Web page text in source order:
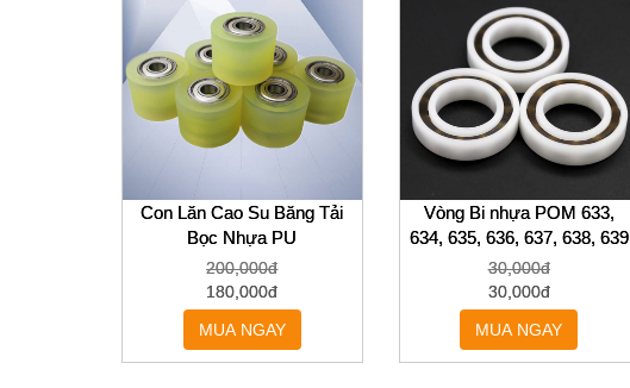
Con Lăn Cao Su Băng Tải
Bọc Nhựa PU
200,000đ
180,000đ
MUA NGAY
Phân loại màu: Trong Suốt
Loại: ròng rọc di chuyển
Vòng Bi nhựa POM 633,
634, 635, 636, 637, 638, 639
30,000đ
30,000đ
MUA NGAY